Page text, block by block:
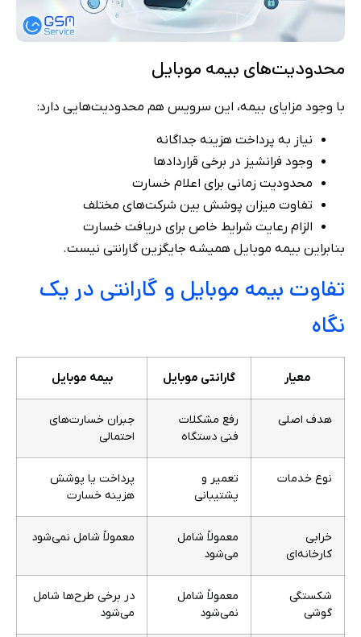
محدودیت‌های بیمه موبایل
با وجود مزایای بیمه، این سرویس هم محدودیت‌هایی دارد:
نیاز به پرداخت هزینه جداگانه
وجود فرانشیز در برخی قراردادها
محدودیت زمانی برای اعلام خسارت
تفاوت میزان پوشش بین شرکت‌های مختلف
الزام رعایت شرایط خاص برای دریافت خسارت
بنابراین بیمه موبایل همیشه جایگزین گارانتی نیست.
تفاوت بیمه موبایل و گارانتی در یک
نگاه
معیار گارانتی موبایل بیمه موبایل
هدف اصلی
رفع مشکلات
فنی دستگاه
جبران خسارت‌های
احتمالی
نوع خدمات
تعمیر و
پشتیبانی
پرداخت یا پوشش
هزینه خسارت
خرابی
کارخانه‌ای
معمولاً شامل
می‌شود
معمولاً شامل نمی‌شود
شکستگی
گوشی
معمولاً شامل
نمی‌شود
در برخی طرح‌ها شامل
می‌شود